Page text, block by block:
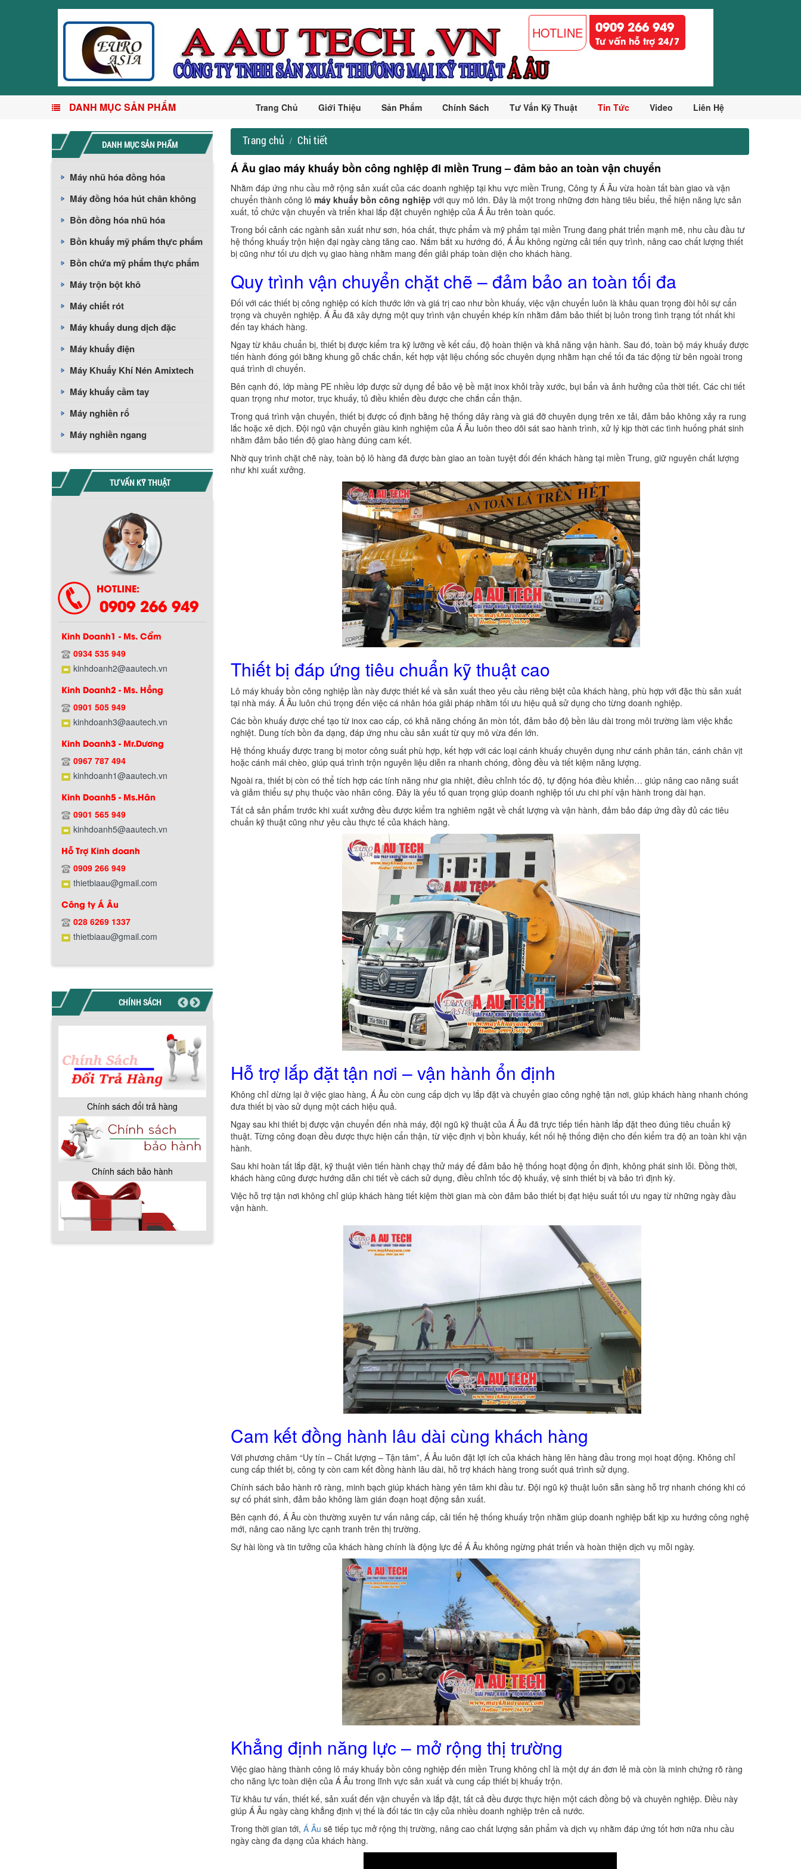
HOTLINE 0909 266 949
Tư vấn hỗ trợ 24/7
DANH MỤC SẢN PHẨM Trang Chủ Giới Thiệu Sản Phẩm Chính Sách Tư Vấn Kỹ Thuật Tin Tức Video Liên Hệ
DANH MỤC SẢN PHẨM
Máy nhũ hóa đồng hóa
Máy đồng hóa hút chân không
Bồn đồng hóa nhũ hóa
Bồn khuấy mỹ phẩm thực phẩm
Bồn chứa mỹ phẩm thực phẩm
Máy trộn bột khô
Máy chiết rót
Máy khuấy dung dịch đặc
Máy khuấy điện
Máy Khuấy Khí Nén Amixtech
Máy khuấy cầm tay
Máy nghiền rổ
Máy nghiền ngang
TƯ VẤN KỸ THUẬT
HOTLINE:
0909 266 949
Kinh Doanh1 - Ms. Cẩm
0934 535 949
kinhdoanh2@aautech.vn
Kinh Doanh2 - Ms. Hồng
0901 505 949
kinhdoanh3@aautech.vn
Kinh Doanh3 - Mr.Dương
0967 787 494
kinhdoanh1@aautech.vn
Kinh Doanh5 - Ms.Hân
0901 565 949
kinhdoanh5@aautech.vn
Hỗ Trợ Kinh doanh
0909 266 949
thietbiaau@gmail.com
Công ty Á Âu
028 6269 1337
thietbiaau@gmail.com
CHÍNH SÁCH
Chính sách bảo hành
Chính sách giao hàng
Hướng dẫn thanh toán mua hàng
Chính sách đổi trả hàng
Chính sách bảo hành
Chính sách giao hàng
Trang chủ Chi tiết
Á Âu giao máy khuấy bồn công nghiệp đi miền Trung – đảm bảo an toàn vận chuyển
Nhằm đáp ứng nhu cầu mở rộng sản xuất của các doanh nghiệp tại khu vực miền Trung, Công ty Á Âu vừa hoàn tất bàn giao và vận
chuyển thành công lô máy khuấy bồn công nghiệp với quy mô lớn. Đây là một trong những đơn hàng tiêu biểu, thể hiện năng lực sản
xuất, tổ chức vận chuyển và triển khai lắp đặt chuyên nghiệp của Á Âu trên toàn quốc.
Trong bối cảnh các ngành sản xuất như sơn, hóa chất, thực phẩm và mỹ phẩm tại miền Trung đang phát triển mạnh mẽ, nhu cầu đầu tư
hệ thống khuấy trộn hiện đại ngày càng tăng cao. Nắm bắt xu hướng đó, Á Âu không ngừng cải tiến quy trình, nâng cao chất lượng thiết
bị cũng như tối ưu dịch vụ giao hàng nhằm mang đến giải pháp toàn diện cho khách hàng.
Quy trình vận chuyển chặt chẽ – đảm bảo an toàn tối đa
Đối với các thiết bị công nghiệp có kích thước lớn và giá trị cao như bồn khuấy, việc vận chuyển luôn là khâu quan trọng đòi hỏi sự cẩn
trọng và chuyên nghiệp. Á Âu đã xây dựng một quy trình vận chuyển khép kín nhằm đảm bảo thiết bị luôn trong tình trạng tốt nhất khi
đến tay khách hàng.
Ngay từ khâu chuẩn bị, thiết bị được kiểm tra kỹ lưỡng về kết cấu, độ hoàn thiện và khả năng vận hành. Sau đó, toàn bộ máy khuấy được
tiến hành đóng gói bằng khung gỗ chắc chắn, kết hợp vật liệu chống sốc chuyên dụng nhằm hạn chế tối đa tác động từ bên ngoài trong
quá trình di chuyển.
Bên cạnh đó, lớp màng PE nhiều lớp được sử dụng để bảo vệ bề mặt inox khỏi trầy xước, bụi bẩn và ảnh hưởng của thời tiết. Các chi tiết
quan trọng như motor, trục khuấy, tủ điều khiển đều được che chắn cẩn thận.
Trong quá trình vận chuyển, thiết bị được cố định bằng hệ thống dây ràng và giá đỡ chuyên dụng trên xe tải, đảm bảo không xảy ra rung
lắc hoặc xê dịch. Đội ngũ vận chuyển giàu kinh nghiệm của Á Âu luôn theo dõi sát sao hành trình, xử lý kịp thời các tình huống phát sinh
nhằm đảm bảo tiến độ giao hàng đúng cam kết.
Nhờ quy trình chặt chẽ này, toàn bộ lô hàng đã được bàn giao an toàn tuyệt đối đến khách hàng tại miền Trung, giữ nguyên chất lượng
như khi xuất xưởng.
Thiết bị đáp ứng tiêu chuẩn kỹ thuật cao
Lô máy khuấy bồn công nghiệp lần này được thiết kế và sản xuất theo yêu cầu riêng biệt của khách hàng, phù hợp với đặc thù sản xuất
tại nhà máy. Á Âu luôn chú trọng đến việc cá nhân hóa giải pháp nhằm tối ưu hiệu quả sử dụng cho từng doanh nghiệp.
Các bồn khuấy được chế tạo từ inox cao cấp, có khả năng chống ăn mòn tốt, đảm bảo độ bền lâu dài trong môi trường làm việc khắc
nghiệt. Dung tích bồn đa dạng, đáp ứng nhu cầu sản xuất từ quy mô vừa đến lớn.
Hệ thống khuấy được trang bị motor công suất phù hợp, kết hợp với các loại cánh khuấy chuyên dụng như cánh phân tán, cánh chân vịt
hoặc cánh mái chèo, giúp quá trình trộn nguyên liệu diễn ra nhanh chóng, đồng đều và tiết kiệm năng lượng.
Ngoài ra, thiết bị còn có thể tích hợp các tính năng như gia nhiệt, điều chỉnh tốc độ, tự động hóa điều khiển… giúp nâng cao năng suất
và giảm thiểu sự phụ thuộc vào nhân công. Đây là yếu tố quan trọng giúp doanh nghiệp tối ưu chi phí vận hành trong dài hạn.
Tất cả sản phẩm trước khi xuất xưởng đều được kiểm tra nghiêm ngặt về chất lượng và vận hành, đảm bảo đáp ứng đầy đủ các tiêu
chuẩn kỹ thuật cũng như yêu cầu thực tế của khách hàng.
Hỗ trợ lắp đặt tận nơi – vận hành ổn định
Không chỉ dừng lại ở việc giao hàng, Á Âu còn cung cấp dịch vụ lắp đặt và chuyển giao công nghệ tận nơi, giúp khách hàng nhanh chóng
đưa thiết bị vào sử dụng một cách hiệu quả.
Ngay sau khi thiết bị được vận chuyển đến nhà máy, đội ngũ kỹ thuật của Á Âu đã trực tiếp tiến hành lắp đặt theo đúng tiêu chuẩn kỹ
thuật. Từng công đoạn đều được thực hiện cẩn thận, từ việc định vị bồn khuấy, kết nối hệ thống điện cho đến kiểm tra độ an toàn khi vận
hành.
Sau khi hoàn tất lắp đặt, kỹ thuật viên tiến hành chạy thử máy để đảm bảo hệ thống hoạt động ổn định, không phát sinh lỗi. Đồng thời,
khách hàng cũng được hướng dẫn chi tiết về cách sử dụng, điều chỉnh tốc độ khuấy, vệ sinh thiết bị và bảo trì định kỳ.
Việc hỗ trợ tận nơi không chỉ giúp khách hàng tiết kiệm thời gian mà còn đảm bảo thiết bị đạt hiệu suất tối ưu ngay từ những ngày đầu
vận hành.
Cam kết đồng hành lâu dài cùng khách hàng
Với phương châm “Uy tín – Chất lượng – Tận tâm”, Á Âu luôn đặt lợi ích của khách hàng lên hàng đầu trong mọi hoạt động. Không chỉ
cung cấp thiết bị, công ty còn cam kết đồng hành lâu dài, hỗ trợ khách hàng trong suốt quá trình sử dụng.
Chính sách bảo hành rõ ràng, minh bạch giúp khách hàng yên tâm khi đầu tư. Đội ngũ kỹ thuật luôn sẵn sàng hỗ trợ nhanh chóng khi có
sự cố phát sinh, đảm bảo không làm gián đoạn hoạt động sản xuất.
Bên cạnh đó, Á Âu còn thường xuyên tư vấn nâng cấp, cải tiến hệ thống khuấy trộn nhằm giúp doanh nghiệp bắt kịp xu hướng công nghệ
mới, nâng cao năng lực cạnh tranh trên thị trường.
Sự hài lòng và tin tưởng của khách hàng chính là động lực để Á Âu không ngừng phát triển và hoàn thiện dịch vụ mỗi ngày.
Khẳng định năng lực – mở rộng thị trường
Việc giao hàng thành công lô máy khuấy bồn công nghiệp đến miền Trung không chỉ là một dự án đơn lẻ mà còn là minh chứng rõ ràng
cho năng lực toàn diện của Á Âu trong lĩnh vực sản xuất và cung cấp thiết bị khuấy trộn.
Từ khâu tư vấn, thiết kế, sản xuất đến vận chuyển và lắp đặt, tất cả đều được thực hiện một cách đồng bộ và chuyên nghiệp. Điều này
giúp Á Âu ngày càng khẳng định vị thế là đối tác tin cậy của nhiều doanh nghiệp trên cả nước.
Trong thời gian tới, Á Âu sẽ tiếp tục mở rộng thị trường, nâng cao chất lượng sản phẩm và dịch vụ nhằm đáp ứng tốt hơn nữa nhu cầu
ngày càng đa dạng của khách hàng.BỒN CHỨA GIẢI NHIỆT SƠN, MỰC